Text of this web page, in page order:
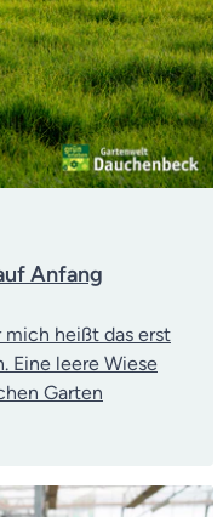
Anfang
mich heißt das erst
Eine leere Wiese
Garten